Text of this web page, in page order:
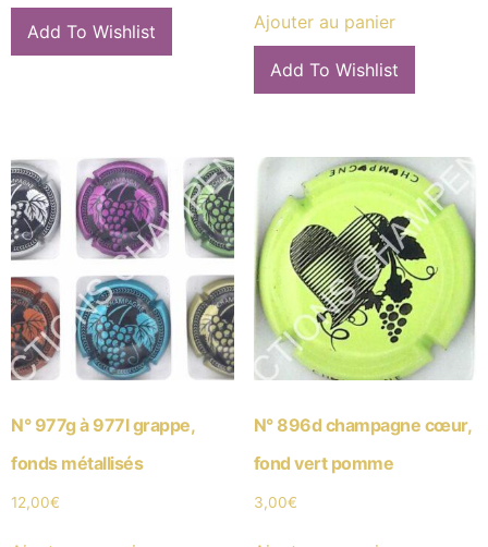
Add To Wishlist Ajouter au panier
Add To Wishlist
N° 977g à 977l grappe,
fonds métallisés
12,00€
N° 896d champagne cœur,
fond vert pomme
3,00€